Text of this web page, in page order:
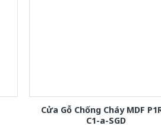
Cửa Gỗ Chống Cháy MDF
C1-a-SGD